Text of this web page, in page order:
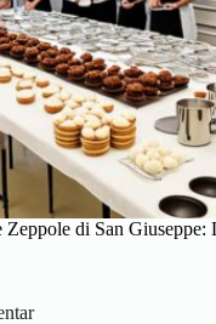
Zeppole di San Giuseppe: